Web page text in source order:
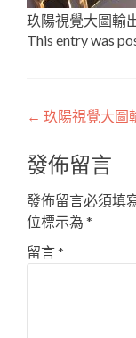
玖陽視覺大圖輸
This entry was
Post
← 玖陽視覺大圖
發佈留言
發佈留言必須填
位標示為 *
留言*